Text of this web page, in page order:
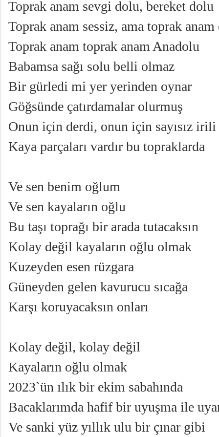
Toprak anam sevgi dolu, bereket dolu
Toprak anam sessiz, ama toprak
Toprak anam toprak anam Anadolu
Babamsa sağı solu belli olmaz
Bir gürledi mi yer yerinden oynar
Göğsünde çatırdamalar olurmuş
Onun için derdi, onun için sayısız irili
Kaya parçaları vardır bu topraklarda
Ve sen benim oğlum
Ve sen kayaların oğlu
Bu taşı toprağı bir arada tutacaksın
Kolay değil kayaların oğlu olmak
Kuzeyden esen rüzgara
Güneyden gelen kavurucu sıcağa
Karşı koruyacaksın onları
Kolay değil, kolay değil
Kayaların oğlu olmak
2023`ün ılık bir ekim sabahında
Bacaklarımda hafif bir uyuşma ile
Ve sanki yüz yıllık ulu bir çınar gibi